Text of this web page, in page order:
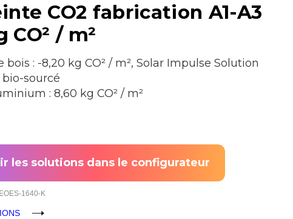
CO2 fabrication A1-A3
CO² / m²
bois : -8,20 kg CO² / m², Solar Impulse Solution
sourcé
: 8,60 kg CO² / m²
les solutions dans le configurateur
1640-K